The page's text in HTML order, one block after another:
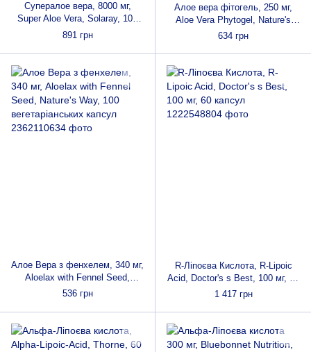
Супералое вера, 8000 мг,
Super Aloe Vera, Solaray, 100
вегетаріанських капсул
891 грн
Алое вера фітогель, 250 мг,
Aloe Vera Phytogel, Nature's
Answer, 90 вегетаріанських
капсул
634 грн
Алое Вера з фенхелем, 340 мг,
Aloelax with Fennel Seed,
Nature's Way, 100
вегетаріанських капсул
536 грн
R-Ліпоєва Кислота, R-Lipoic
Acid, Doctor's s Best, 100 мг, 60
капсул
1 417 грн